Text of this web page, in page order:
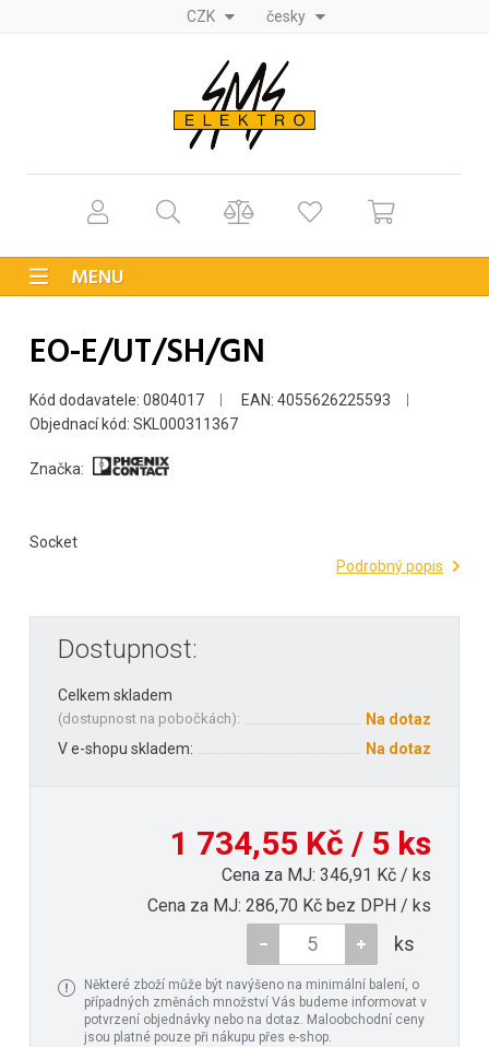
CZK česky
MENU
EO-E/UT/SH/GN
Kód dodavatele: 0804017
EAN: 4055626225593
Objednací kód: SKL000311367
Značka:
Socket
Podrobný popis
Dostupnost:
Celkem skladem
(dostupnost na pobočkách):
Na dotaz
V e-shopu skladem:
Na dotaz
1 734,55 Kč / 5 ks
Cena za MJ: 346,91 Kč / ks
Cena za MJ: 286,70 Kč bez DPH / ks
ks
Některé zboží může být navýšeno na minimální balení, o
případných změnách množství Vás budeme informovat v
potvrzení objednávky nebo na dotaz. Maloobchodní ceny
jsou platné pouze při nákupu přes e-shop.